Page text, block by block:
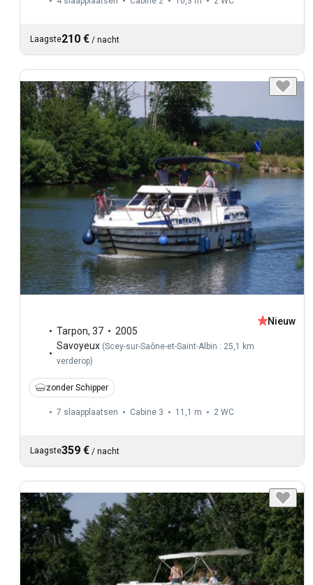
Laagste210 € / nacht
Tarpon, 37
2005
Savoyeux (Scey-sur-Saône-et-Saint-Albin : 25,1 km
verderop)
Nieuw
zonder Schipper
7 slaapplaatsen Cabine 3 11,1 m 2 WC
Laagste359 € / nacht